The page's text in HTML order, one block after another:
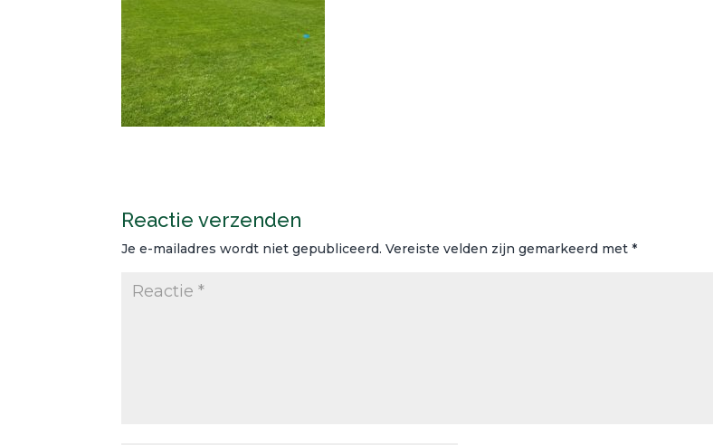
Reactie verzenden
Je e-mailadres wordt niet gepubliceerd. Vereiste velden zijn gemarkeerd met*